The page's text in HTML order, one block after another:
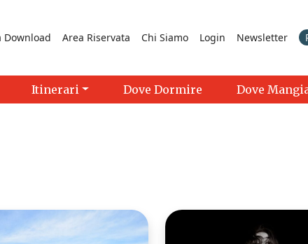
Download Area Riservata Chi Siamo Login Newsletter
Itinerari Dove Dormire Dove